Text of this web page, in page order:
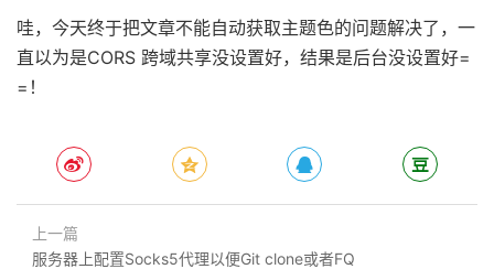
哇，今天终于把文章不能自动获取主题色的问题解决了，一
直以为是CORS 跨域共享没设置好，结果是后台没设置好=
=！
上一篇
服务器上配置Socks5代理以便Git clone或者FQ